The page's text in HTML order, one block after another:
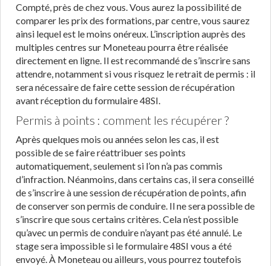
Compté, près de chez vous. Vous aurez la possibilité de
comparer les prix des formations, par centre, vous saurez
ainsi lequel est le moins onéreux. L’inscription auprès des
multiples centres sur Moneteau pourra être réalisée
directement en ligne. Il est recommandé de s’inscrire sans
attendre, notamment si vous risquez le retrait de permis : il
sera nécessaire de faire cette session de récupération
avant réception du formulaire 48SI.
Permis à points : comment les récupérer ?
Après quelques mois ou années selon les cas, il est
possible de se faire réattribuer ses points
automatiquement, seulement si l’on n’a pas commis
d’infraction. Néanmoins, dans certains cas, il sera conseillé
de s’inscrire à une session de récupération de points, afin
de conserver son permis de conduire. Il ne sera possible de
s’inscrire que sous certains critères. Cela n’est possible
qu’avec un permis de conduire n’ayant pas été annulé. Le
stage sera impossible si le formulaire 48SI vous a été
envoyé. À Moneteau ou ailleurs, vous pourrez toutefois